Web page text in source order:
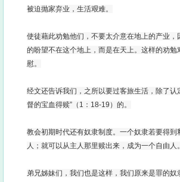
被迫抛家弃业，生活艰难。
使徒藉此劝勉他们，不要太介意在地上的产业
的盼望不在这个地上，而是在天上。这样的劝
慰。
经文还告诉我们，之所以要过客旅生活，除了认
督的宝血得赎”（1：18-19）的。
教会初期时代还有奴隶制度。一个奴隶若要得
人；就可以从主人那里赎出来，成为一个自由人。
弟兄姊妹们，我们也是这样，我们原来是罪的